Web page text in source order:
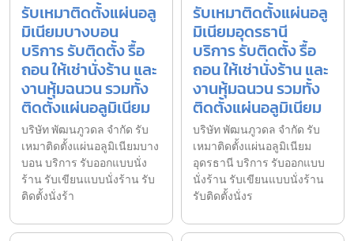
รับเหมาติดตั้งแผ่นอลู
มิเนียมบางบอน
บริการ รับติดตั้ง รื้อ
ถอน ให้เช่านั่งร้าน และ
งานหุ้มฉนวน รวมทั้ง
ติดตั้งแผ่นอลูมิเนียม
บริษัท พัฒนภูวดล จำกัด รับ
เหมาติดตั้งแผ่นอลูมิเนียมบาง
บอน บริการ รับออกแบบนั่ง
ร้าน รับเขียนแบบนั่งร้าน รับ
ติดตั้งนั่งร้า
รับเหมาติดตั้งแผ่นอลู
มิเนียมอุดรธานี
บริการ รับติดตั้ง รื้อ
ถอน ให้เช่านั่งร้าน และ
งานหุ้มฉนวน รวมทั้ง
ติดตั้งแผ่นอลูมิเนียม
บริษัท พัฒนภูวดล จำกัด รับ
เหมาติดตั้งแผ่นอลูมิเนียม
อุดรธานี บริการ รับออกแบบ
นั่งร้าน รับเขียนแบบนั่งร้าน
รับติดตั้งนั่งร